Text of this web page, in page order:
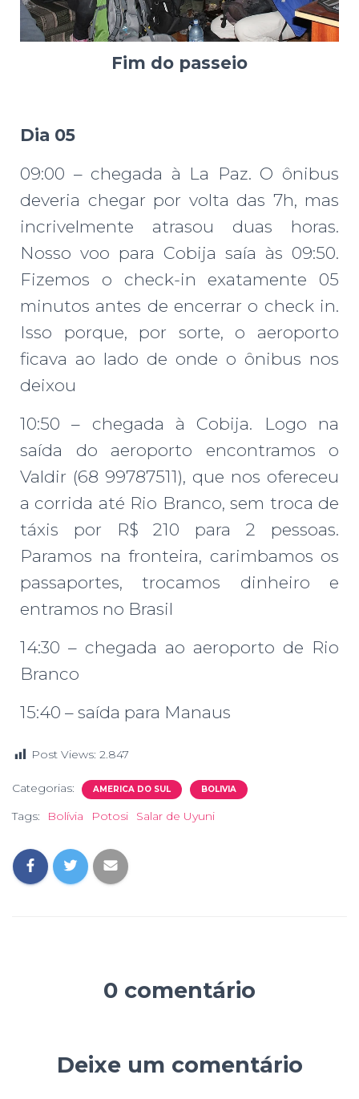
Fim do passeio
Dia 05
09:00 – chegada à La Paz. O ônibus
deveria chegar por volta das 7h, mas
incrivelmente atrasou duas horas.
Nosso voo para Cobija saía às 09:50.
Fizemos o check-in exatamente 05
minutos antes de encerrar o check in.
Isso porque, por sorte, o aeroporto
ficava ao lado de onde o ônibus nos
deixou
10:50 – chegada à Cobija. Logo na
saída do aeroporto encontramos o
Valdir (68 99787511), que nos ofereceu
a corrida até Rio Branco, sem troca de
táxis por R$ 210 para 2 pessoas.
Paramos na fronteira, carimbamos os
passaportes, trocamos dinheiro e
entramos no Brasil
14:30 – chegada ao aeroporto de Rio
Branco
15:40 – saída para Manaus
Post Views: 2.847
Categorias: AMERICA DO SUL BOLIVIA
Tags: Bolívia Potosi Salar de Uyuni
0 comentário
Deixe um comentário